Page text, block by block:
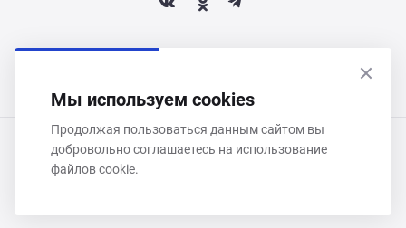
ООО «Некстайп» 2026 © Все права защищены
Мы используем cookies
Продолжая пользоваться данным сайтом вы
добровольно соглашаетесь на использование
файлов cookie.